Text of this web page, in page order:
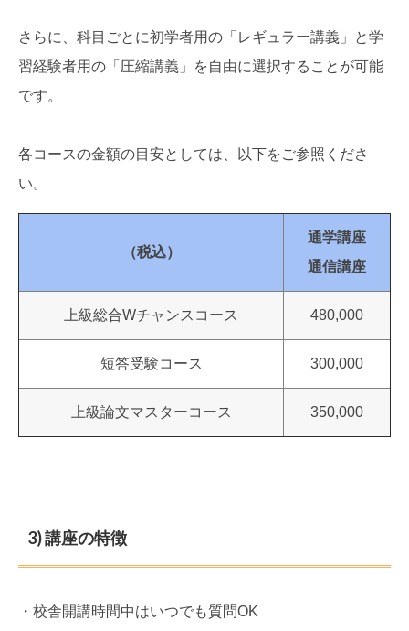
さらに、科目ごとに初学者用の「レギュラー講義」と学
習経験者用の「圧縮講義」を自由に選択することが可能
です。
各コースの金額の目安としては、以下をご参照くださ
い。
（税込）
通学講座
通信講座
上級総合Wチャンスコース 480,000
短答受験コース 300,000
上級論文マスターコース 350,000
3) 講座の特徴
・校舎開講時間中はいつでも質問OK